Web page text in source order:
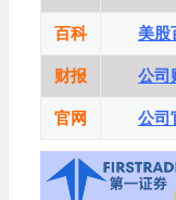
百科 美股
财报 公司
官网 公司